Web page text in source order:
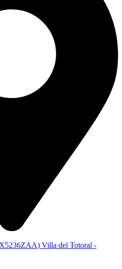
Villa del Totoral -